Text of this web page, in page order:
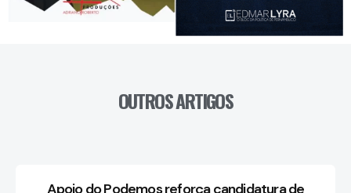
OUTROS ARTIGOS
Apoio do Podemos reforça candidatura de